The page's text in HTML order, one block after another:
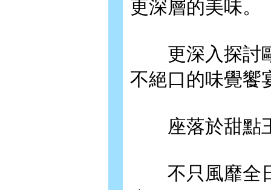
更深層的美味。
更深入探討歐
不絕口的味覺饗
座落於甜點王
不只風靡全日